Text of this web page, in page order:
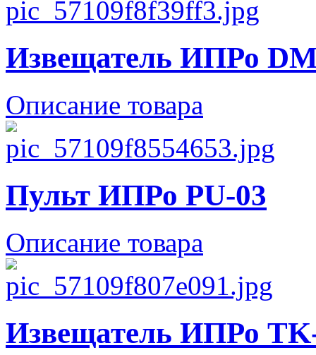
Извещатель ИПРо
Описание товара
Пульт ИПРо PU-03
Описание товара
Извещатель ИПРо